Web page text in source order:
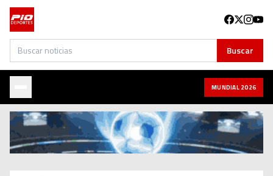
Buscar Buscar
MUNDIAL 2026